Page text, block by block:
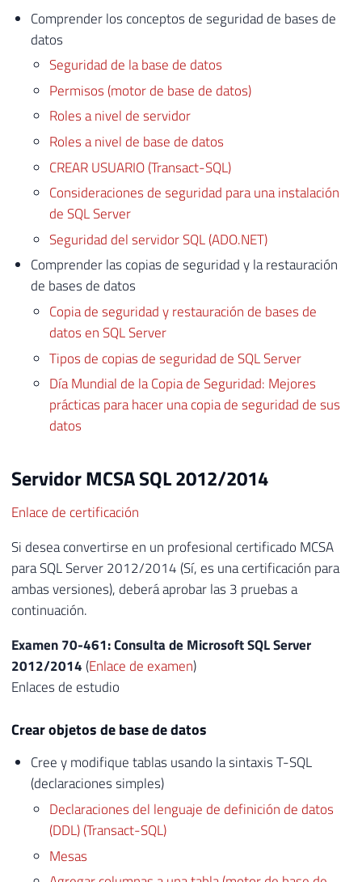
Comprender los conceptos de seguridad de bases de
datos
Seguridad de la base de datos
Permisos (motor de base de datos)
Roles a nivel de servidor
Roles a nivel de base de datos
CREAR USUARIO (Transact-SQL)
Consideraciones de seguridad para una instalación
de SQL Server
Seguridad del servidor SQL (ADO.NET)
Comprender las copias de seguridad y la restauración
de bases de datos
Copia de seguridad y restauración de bases de
datos en SQL Server
Tipos de copias de seguridad de SQL Server
Día Mundial de la Copia de Seguridad: Mejores
prácticas para hacer una copia de seguridad de sus
datos
Servidor MCSA SQL 2012/2014
Enlace de certificación
Si desea convertirse en un profesional certificado MCSA
para SQL Server 2012/2014 (Sí, es una certificación para
ambas versiones), deberá aprobar las 3 pruebas a
continuación.
Examen 70-461: Consulta de Microsoft SQL Server
2012/2014 (Enlace de examen)
Enlaces de estudio
Crear objetos de base de datos
Cree y modifique tablas usando la sintaxis T-SQL
(declaraciones simples)
Declaraciones del lenguaje de definición de datos
(DDL) (Transact-SQL)
Mesas